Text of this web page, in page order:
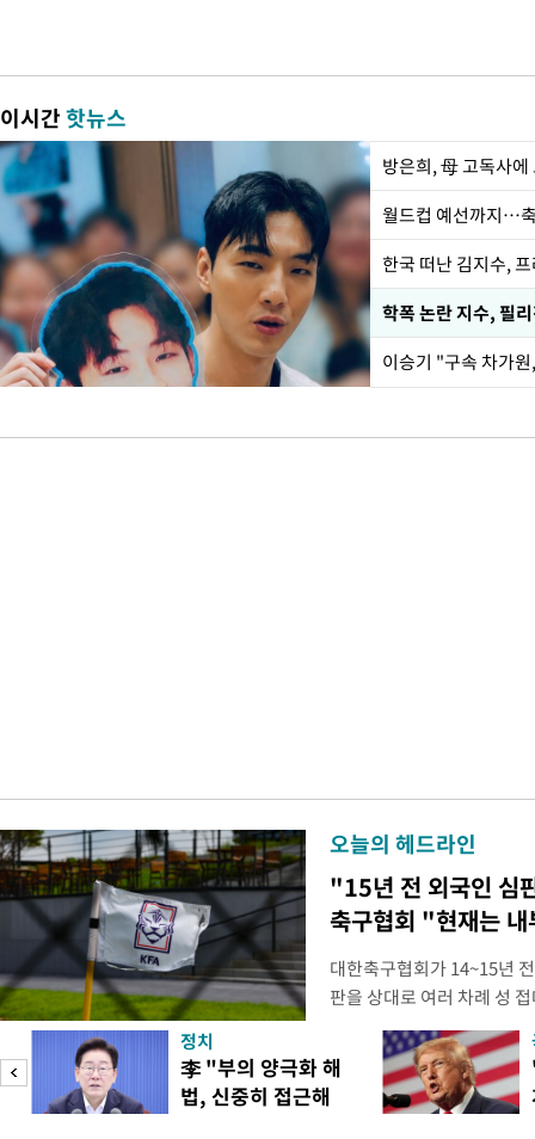
이시간핫뉴스
방은희, 母 고독사
월드컵 예선까지…
한국 떠난 김지수,
학폭 논란 지수, 필
이승기 "구속 차가
오늘의 헤드라인
"15년 전 외국인 심
축구협회 "현재는
대한축구협회가 14~15년
판을 상대로 여러 차례 성
구계에 따르면 국회의 한
년 국제심판 10여 명에게
축구협회는 외국인 심판과
수십만원에서 많게는 100
정치
李 "부의 양극화 해
법, 신중히 접근해